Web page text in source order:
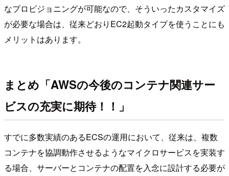
なプロビジョニングが可能なので、そういったカスタマイズ
が必要な場合は、従来どおりEC2起動タイプを使うことにも
メリットはあります。
まとめ「AWSの今後のコンテナ関連サー
ビスの充実に期待！！」
すでに多数実績のあるECSの運用において、従来は、複数
コンテナを協調動作させるようなマイクロサービスを実装す
る場合、サーバーとコンテナの配置を入念に設計する必要が